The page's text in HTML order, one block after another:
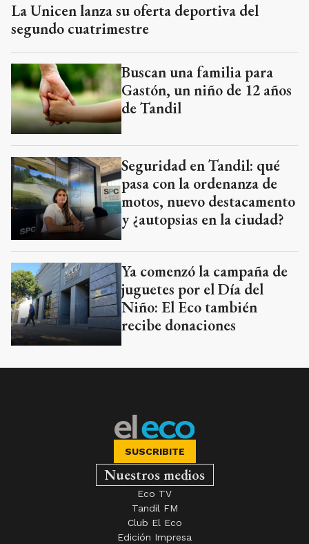
La Unicen lanza su oferta deportiva del
segundo cuatrimestre
Buscan una familia para
Gastón, un niño de 12 años
de Tandil
Seguridad en Tandil: qué
pasa con la ordenanza de
motos, nuevo destacamento
y ¿autopsias en la ciudad?
Ya comenzó la campaña de
juguetes por el Día del
Niño: El Eco también
recibe donaciones
SUSCRIBITE
Nuestros medios
Eco TV
Tandil FM
Club El Eco
Edición Impresa